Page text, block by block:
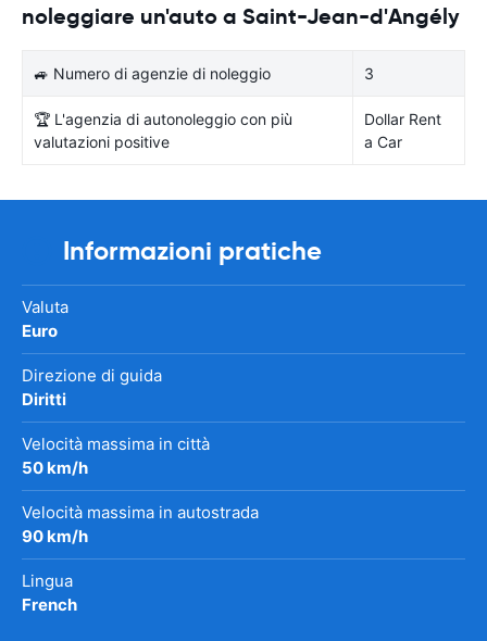
noleggiare un'auto a Saint-Jean-d'Angély
🚙 Numero di agenzie di noleggio 3
🏆 L'agenzia di autonoleggio con più
valutazioni positive
Dollar Rent
a Car
Informazioni pratiche
Valuta
Euro
Direzione di guida
Diritti
Velocità massima in città
50 km/h
Velocità massima in autostrada
90 km/h
Lingua
French